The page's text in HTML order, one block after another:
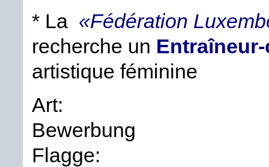
* La «Fédération
recherche un
artistique féminine
Art:
Bewerbung
Flagge: